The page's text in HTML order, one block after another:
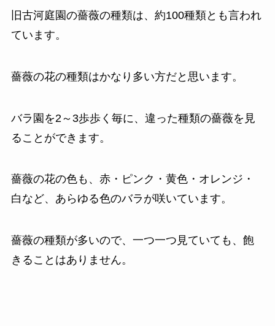
旧古河庭園の薔薇の種類は、約100種類とも言われ
ています。
薔薇の花の種類はかなり多い方だと思います。
バラ園を2～3歩歩く毎に、違った種類の薔薇を見
ることができます。
薔薇の花の色も、赤・ピンク・黄色・オレンジ・
白など、あらゆる色のバラが咲いています。
薔薇の種類が多いので、一つ一つ見ていても、飽
きることはありません。